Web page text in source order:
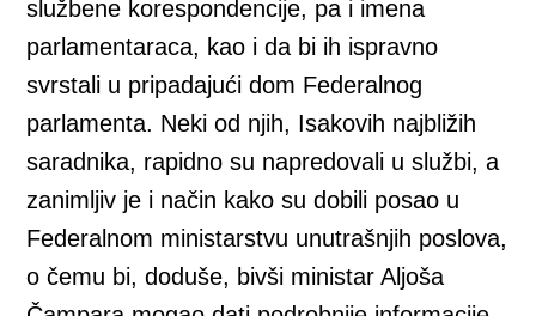
službene korespondencije, pa i imena
parlamentaraca, kao i da bi ih ispravno
svrstali u pripadajući dom Federalnog
parlamenta. Neki od njih, Isakovih najbližih
saradnika, rapidno su napredovali u službi, a
zanimljiv je i način kako su dobili posao u
Federalnom ministarstvu unutrašnjih poslova,
o čemu bi, doduše, bivši ministar Aljoša